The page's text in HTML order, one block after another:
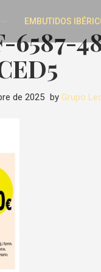
EMBUTIDOS
6587-
de 2025 by Grupo